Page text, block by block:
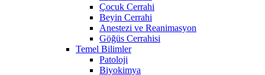
Çocuk Cerrahi
Beyin Cerrahi
Anestezi ve Reanimasyon
Göğüs Cerrahisi
Temel Bilimler
Patoloji
Biyokimya